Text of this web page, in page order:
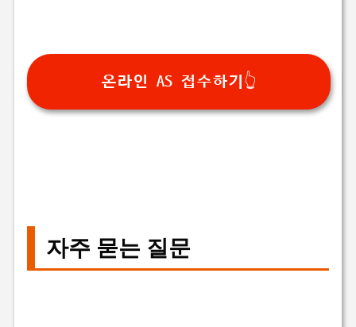
온라인 AS 접수하기👆
자주 묻는 질문